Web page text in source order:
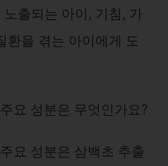
출되는 아이, 기침, 가
환을 겪는 아이에게 도
요 성분은 무엇인가요?
요 성분은 삼백초 추출